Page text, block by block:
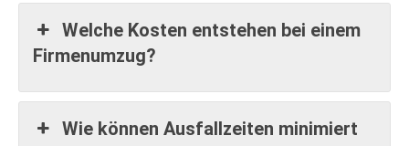
Welche Kosten entstehen bei einem
Firmenumzug?
Wie können Ausfallzeiten minimiert